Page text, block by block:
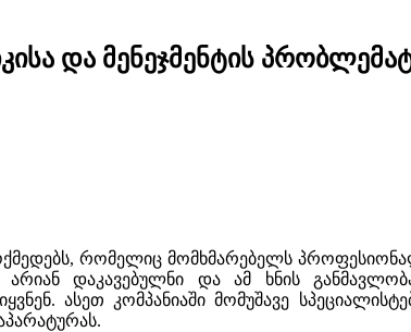
და მენეჯმენტის
რომელიც მომხმარებელს
არიან დაკავებულნი და ამ ხნის
ასეთ კომპანიაში მომუშავე